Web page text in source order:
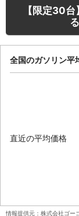
【限定30
全国のガソリン平
直近の平均価格
情報提供元：株式会社ゴー